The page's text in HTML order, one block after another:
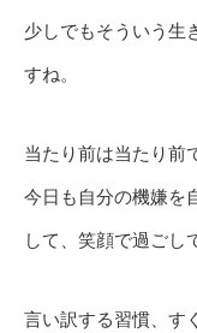
少しでもそういう生
すね。
当たり前は当たり前
今日も自分の機嫌を
して、笑顔で過ごし
言い訳する習慣、す